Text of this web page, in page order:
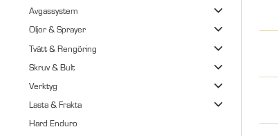
Avgassystem
Oljor & Sprayer
Tvätt & Rengöring
Skruv & Bult
Verktyg
Lasta & Frakta
Hard Enduro